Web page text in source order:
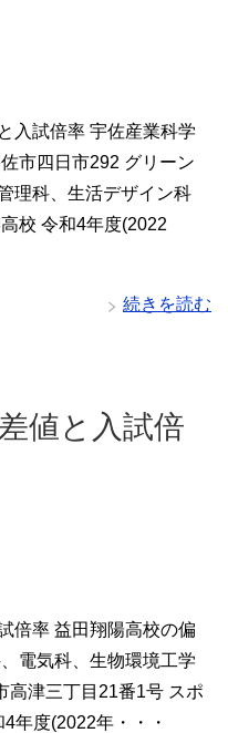
入試倍率 宇佐産業科学
市四日市292 グリーン
理科、生活デザイン科
校 令和4年度(2022
続きを読む
値と入試倍
倍率 益田翔陽高校の偏
電気科、生物環境工学
高津三丁目21番1号 スポ
年度(2022年・・・